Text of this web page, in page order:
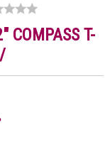
COMPASS T-